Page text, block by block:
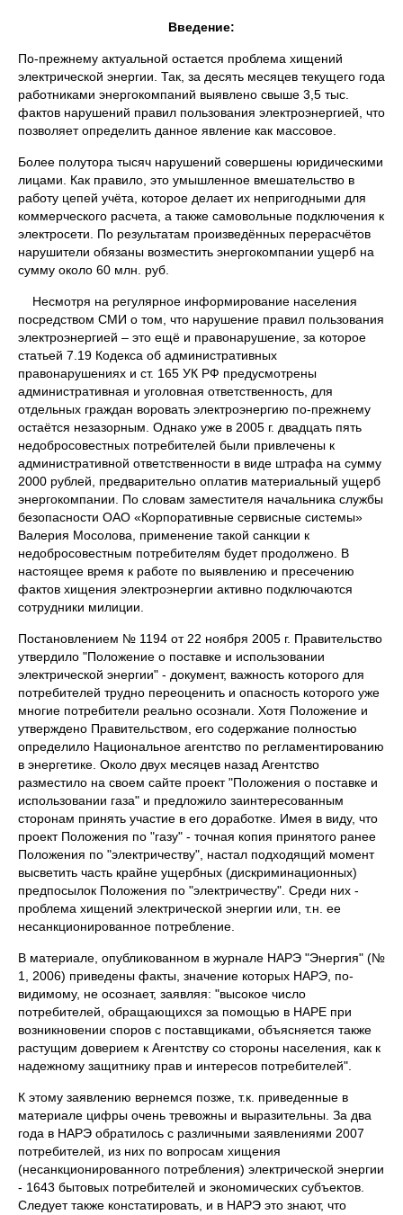
Введение:
По-прежнему актуальной остается проблема хищений
электрической энергии. Так, за десять месяцев текущего года
работниками энергокомпаний выявлено свыше 3,5 тыс.
фактов нарушений правил пользования электроэнергией, что
позволяет определить данное явление как массовое.
Более полутора тысяч нарушений совершены юридическими
лицами. Как правило, это умышленное вмешательство в
работу цепей учёта, которое делает их непригодными для
коммерческого расчета, а также самовольные подключения к
электросети. По результатам произведённых перерасчётов
нарушители обязаны возместить энергокомпании ущерб на
сумму около 60 млн. руб.
Несмотря на регулярное информирование населения
посредством СМИ о том, что нарушение правил пользования
электроэнергией – это ещё и правонарушение, за которое
статьей 7.19 Кодекса об административных
правонарушениях и ст. 165 УК РФ предусмотрены
административная и уголовная ответственность, для
отдельных граждан воровать электроэнергию по-прежнему
остаётся незазорным. Однако уже в 2005 г. двадцать пять
недобросовестных потребителей были привлечены к
административной ответственности в виде штрафа на сумму
2000 рублей, предварительно оплатив материальный ущерб
энергокомпании. По словам заместителя начальника службы
безопасности ОАО «Корпоративные сервисные системы»
Валерия Мосолова, применение такой санкции к
недобросовестным потребителям будет продолжено. В
настоящее время к работе по выявлению и пресечению
фактов хищения электроэнергии активно подключаются
сотрудники милиции.
Постановлением № 1194 от 22 ноября 2005 г. Правительство
утвердило "Положение о поставке и использовании
электрической энергии" - документ, важность которого для
потребителей трудно переоценить и опасность которого уже
многие потребители реально осознали. Хотя Положение и
утверждено Правительством, его содержание полностью
определило Национальное агентство по регламентированию
в энергетике. Около двух месяцев назад Агентство
разместило на своем сайте проект "Положения о поставке и
использовании газа" и предложило заинтересованным
сторонам принять участие в его доработке. Имея в виду, что
проект Положения по "газу" - точная копия принятого ранее
Положения по "электричеству", настал подходящий момент
высветить часть крайне ущербных (дискриминационных)
предпосылок Положения по "электричеству". Среди них -
проблема хищений электрической энергии или, т.н. ее
несанкционированное потребление.
В материале, опубликованном в журнале НАРЭ "Энергия" (№
1, 2006) приведены факты, значение которых НАРЭ, по-
видимому, не осознает, заявляя: "высокое число
потребителей, обращающихся за помощью в НАРЕ при
возникновении споров с поставщиками, объясняется также
растущим доверием к Агентству со стороны населения, как к
надежному защитнику прав и интересов потребителей".
К этому заявлению вернемся позже, т.к. приведенные в
материале цифры очень тревожны и выразительны. За два
года в НАРЭ обратилось с различными заявлениями 2007
потребителей, из них по вопросам хищения
(несанкционированного потребления) электрической энергии
- 1643 бытовых потребителей и экономических субъектов.
Следует также констатировать, и в НАРЭ это знают, что